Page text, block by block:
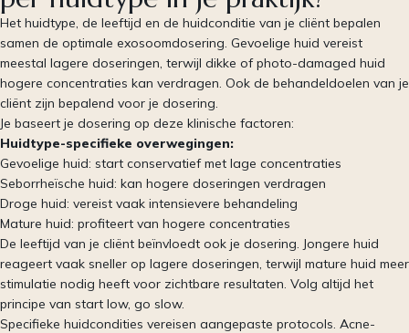
Het huidtype, de leeftijd en de huidconditie van je cliënt bepalen
samen de optimale exosoomdosering. Gevoelige huid vereist
meestal lagere doseringen, terwijl dikke of photo-damaged huid
hogere concentraties kan verdragen. Ook de behandeldoelen van je
cliënt zijn bepalend voor je dosering.
Je baseert je dosering op deze klinische factoren:
Huidtype-specifieke overwegingen:
Gevoelige huid: start conservatief met lage concentraties
Seborrheïsche huid: kan hogere doseringen verdragen
Droge huid: vereist vaak intensievere behandeling
Mature huid: profiteert van hogere concentraties
De leeftijd van je cliënt beïnvloedt ook je dosering. Jongere huid
reageert vaak sneller op lagere doseringen, terwijl mature huid meer
stimulatie nodig heeft voor zichtbare resultaten. Volg altijd het
principe van start low, go slow.
Specifieke huidcondities vereisen aangepaste protocols. Acne-